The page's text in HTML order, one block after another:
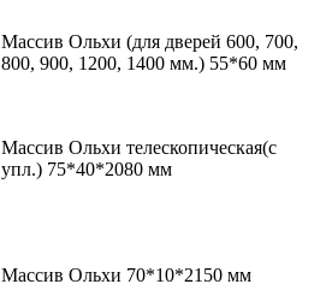
Массив Ольхи (для дверей 600, 700,
800, 900, 1200, 1400 мм.) 55*60 мм
Массив Ольхи телескопическая(с
упл.) 75*40*2080 мм
Массив Ольхи 70*10*2150 мм